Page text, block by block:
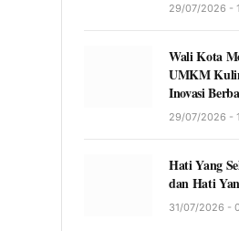
29/07/2026 -
Wali Kota
UMKM
Inovasi
29/07/2026 -
Hati Yang
dan Hati
31/07/2026 -